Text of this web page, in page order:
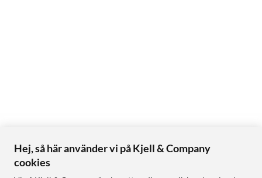
Hej, så här använder vi på Kjell & Company
cookies